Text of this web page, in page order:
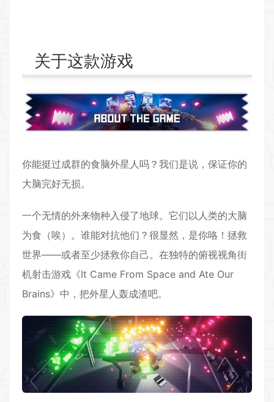
关于这款游戏
你能挺过成群的食脑外星人吗？我们是说，保证你的
大脑完好无损。
一个无情的外来物种入侵了地球。它们以人类的大脑
为食（唉）。谁能对抗他们？很显然，是你咯！拯救
世界——或者至少拯救你自己。在独特的俯视视角街
机射击游戏《It Came From Space and Ate Our
Brains》中，把外星人轰成渣吧。